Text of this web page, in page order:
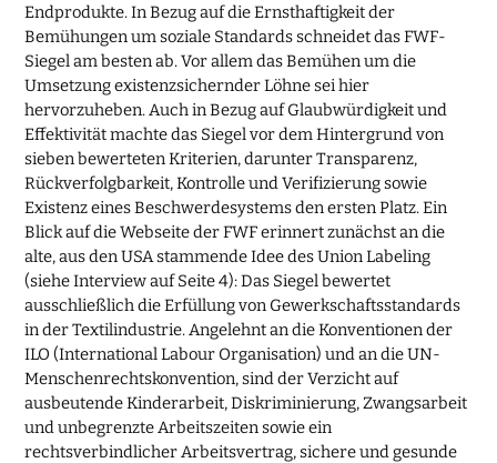
Endprodukte. In Bezug auf die Ernsthaftigkeit der
Bemühungen um soziale Standards schneidet das FWF-
Siegel am besten ab. Vor allem das Bemühen um die
Umsetzung existenzsichernder Löhne sei hier
hervorzuheben. Auch in Bezug auf Glaubwürdigkeit und
Effektivität machte das Siegel vor dem Hintergrund von
sieben bewerteten Kriterien, darunter Transparenz,
Rückverfolgbarkeit, Kontrolle und Verifizierung sowie
Existenz eines Beschwerdesystems den ersten Platz. Ein
Blick auf die Webseite der FWF erinnert zunächst an die
alte, aus den USA stammende Idee des Union Labeling
(siehe Interview auf Seite 4): Das Siegel bewertet
ausschließlich die Erfüllung von Gewerkschaftsstandards
in der Textilindustrie. Angelehnt an die Konventionen der
ILO (International Labour Organisation) und an die UN-
Menschenrechtskonvention, sind der Verzicht auf
ausbeutende Kinderarbeit, Diskriminierung, Zwangsarbeit
und unbegrenzte Arbeitszeiten sowie ein
rechtsverbindlicher Arbeitsvertrag, sichere und gesunde